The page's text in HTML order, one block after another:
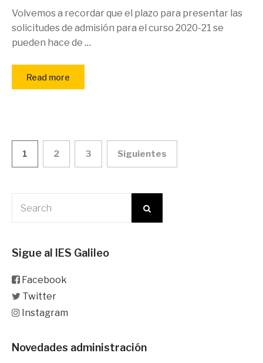
Volvemos a recordar que el plazo para presentar las
solicitudes de admisión para el curso 2020-21 se
pueden hace de …
Read more
Paginación
entradas
1 2 3 Siguientes
Sigue al IES Galileo
Facebook
Twitter
Instagram
Novedades administración